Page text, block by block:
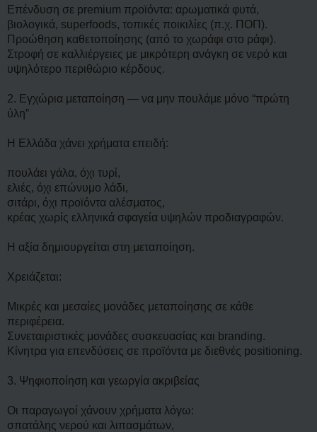
ε
υ
η
Επένδυση σε premium προϊόντα: αρωματικά φυτά,
βιολογικά, superfoods, τοπικές ποικιλίες (π.χ. ΠΟΠ).
Προώθηση καθετοποίησης (από το χωράφι στο ράφι).
Στροφή σε καλλιέργειες με μικρότερη ανάγκη σε νερό και
υψηλότερο περιθώριο κέρδους.
2. Εγχώρια μεταποίηση — να μην πουλάμε μόνο “πρώτη
ύλη”
Η Ελλάδα χάνει χρήματα επειδή:
πουλάει γάλα, όχι τυρί,
ελιές, όχι επώνυμο λάδι,
σιτάρι, όχι προϊόντα αλέσματος,
κρέας χωρίς ελληνικά σφαγεία υψηλών προδιαγραφών.
Η αξία δημιουργείται στη μεταποίηση.
Χρειάζεται:
Μικρές και μεσαίες μονάδες μεταποίησης σε κάθε
περιφέρεια.
Συνεταιριστικές μονάδες συσκευασίας και branding.
Κίνητρα για επενδύσεις σε προϊόντα με διεθνές positioning.
3. Ψηφιοποίηση και γεωργία ακριβείας
Οι παραγωγοί χάνουν χρήματα λόγω:
σπατάλης νερού και λιπασμάτων,